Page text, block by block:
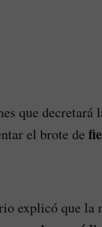
que decretará
el brote de
explicó que